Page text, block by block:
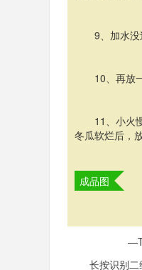
9、加水
10、再放
11、小火
冬瓜软烂后，
成品图
长按识别